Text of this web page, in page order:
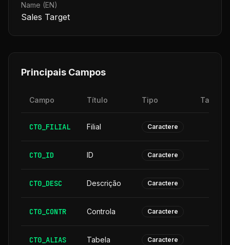
Name (EN)
Sales Target
Principais Campos
Campo Título Tipo
CT0_FILIAL Filial Caractere
CT0_ID ID Caractere
CT0_DESC Descrição Caractere
CT0_CONTR Controla Caractere
CT0_ALIAS Tabela Caractere